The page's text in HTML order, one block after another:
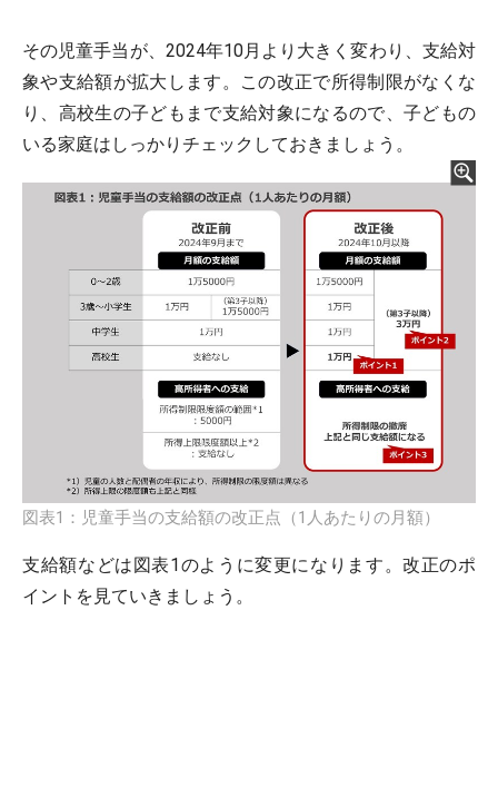
その児童手当が、2024年10月より大きく変わり、支給対
象や支給額が拡大します。この改正で所得制限がなくな
り、高校生の子どもまで支給対象になるので、子どもの
いる家庭はしっかりチェックしておきましょう。
図表1：児童手当の支給額の改正点（1人あたりの月額）
支給額などは図表1のように変更になります。改正のポ
イントを見ていきましょう。